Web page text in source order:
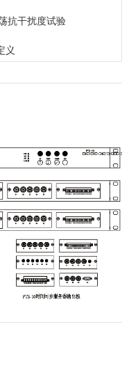
抗干扰度试验
义